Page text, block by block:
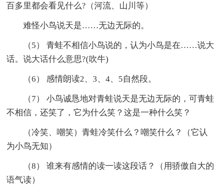
百多里都会看见什么?（河流、山川等）
难怪小鸟说天是……无边无际的。
（5） 青蛙不相信小鸟说的，认为小鸟是在……说大
话。说大话什么意思?(吹牛)
（6） 感情朗读2、3、4、5自然段。
（7） 小鸟诚恳地对青蛙说天是无边无际的，可青蛙
不相信，还笑了，它为什么笑？这是一种什么笑？
（冷笑、嘲笑）青蛙冷笑什么？嘲笑什么？（它认
为小鸟无知）
（8） 谁来有感情的读一读这段话？（用骄傲自大的
语气读）